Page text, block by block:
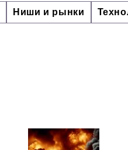
Ниши и рынки